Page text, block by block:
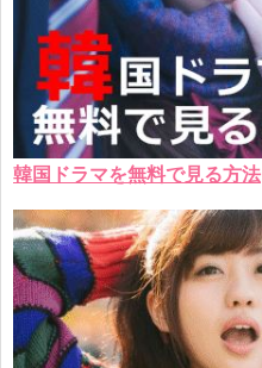
韓国ドラマを無料で見る方法